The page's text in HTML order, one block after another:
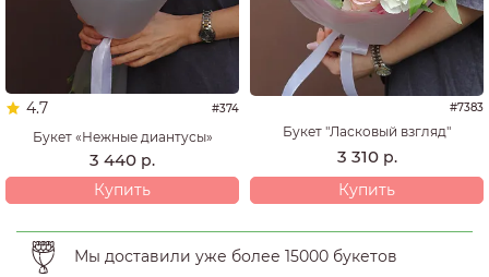
4.7 #374
Букет «Нежные диантусы»
3 440 р.
Купить
#7383
Букет "Ласковый взгляд"
3 310 р.
Купить
Мы доставили уже более 15000 букетов